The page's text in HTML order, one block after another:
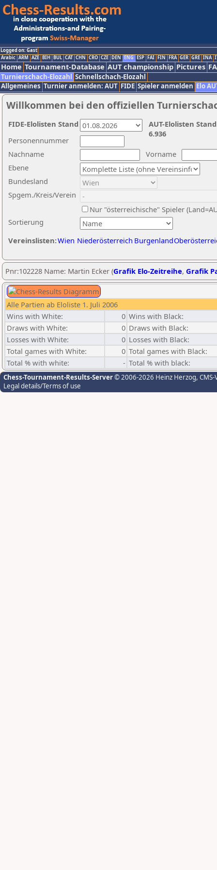
Logged on: Gast
Arabic ARM AZE BIH BUL CAT CHN CRO CZE DEN ENG ESP FAI FIN FRA GER GRE INA
Home Tournament-Database AUT championship Pictures
Turnierschach-Elozahl Schnellschach-Elozahl
Allgemeines Turnier anmelden: AUT FIDE Spieler anmelden Elo
Willkommen bei den offiziellen
Nachname
Vorname
Ebene
Sortierung
Personennummer
Bundesland
Spgem./Kreis/Verein
Nur "österreichische" Spieler
Vereinslisten:Wien Niederösterreich Burgenland
AUT-Elolisten
6.936
FIDE-Elolisten Stand
Pnr:102228 Name: Martin Ecker (Grafik Elo-Zeitreihe, Grafik
Alle Partien ab Eloliste 1. Juli 2006
Wins with White:
0 Wins with Black:
Draws with White:
0 Draws with Black:
Losses with White:
0 Losses with Black:
Total games with White:
0 Total games with Black:
Total % with white:
- Total % with black:
Chess-Tournament-Results-Server© 2006-2026 Heinz Herzog,
Legal details/Terms of use